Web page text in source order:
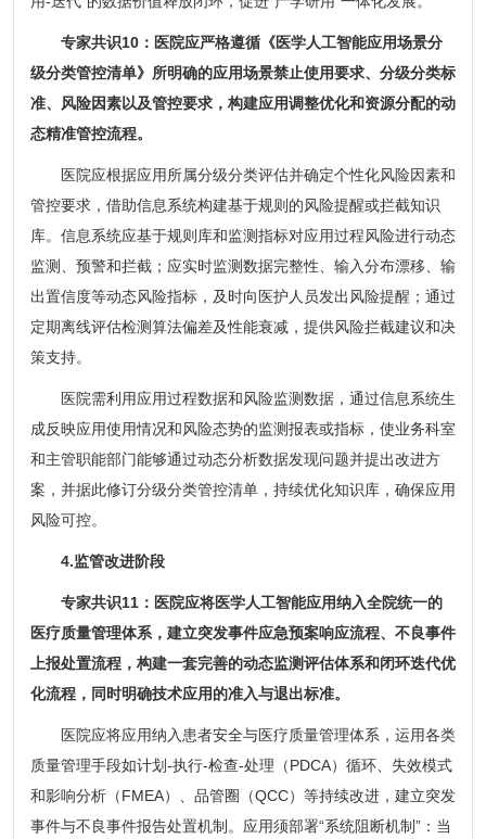
专家共识10：医院应严格遵循《医学人工智能应用场景分
级分类管控清单》所明确的应用场景禁止使用要求、分级分类标
准、风险因素以及管控要求，构建应用调整优化和资源分配的动
态精准管控流程。
医院应根据应用所属分级分类评估并确定个性化风险因素和
管控要求，借助信息系统构建基于规则的风险提醒或拦截知识
库。信息系统应基于规则库和监测指标对应用过程风险进行动态
监测、预警和拦截；应实时监测数据完整性、输入分布漂移、输
出置信度等动态风险指标，及时向医护人员发出风险提醒；通过
定期离线评估检测算法偏差及性能衰减，提供风险拦截建议和决
策支持。
医院需利用应用过程数据和风险监测数据，通过信息系统生
成反映应用使用情况和风险态势的监测报表或指标，使业务科室
和主管职能部门能够通过动态分析数据发现问题并提出改进方
案，并据此修订分级分类管控清单，持续优化知识库，确保应用
风险可控。
4.监管改进阶段
专家共识11：医院应将医学人工智能应用纳入全院统一的
医疗质量管理体系，建立突发事件应急预案响应流程、不良事件
上报处置流程，构建一套完善的动态监测评估体系和闭环迭代优
化流程，同时明确技术应用的准入与退出标准。
医院应将应用纳入患者安全与医疗质量管理体系，运用各类
质量管理手段如计划-执行-检查-处理（PDCA）循环、失效模式
和影响分析（FMEA）、品管圈（QCC）等持续改进，建立突发
事件与不良事件报告处置机制。应用须部署“系统阻断机制”：当